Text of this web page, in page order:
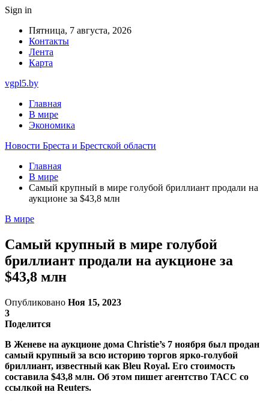
Sign in
Пятница, 7 августа, 2026
Контакты
Лента
Карта
vgpl5.by
Главная
В мире
Экономика
Новости Бреста и Брестской области
Главная
В мире
Самый крупный в мире голубой бриллиант продали на
аукционе за $43,8 млн
В мире
Самый крупный в мире голубой
бриллиант продали на аукционе за
$43,8 млн
Опубликовано Ноя 15, 2023
3
Поделится
В Женеве на аукционе дома Christie’s 7 ноября был продан
самый крупный за всю историю торгов ярко-голубой
бриллиант, известный как Bleu Royal. Его стоимость
составила $43,8 млн. Об этом пишет агентство ТАСС со
ссылкой на Reuters.